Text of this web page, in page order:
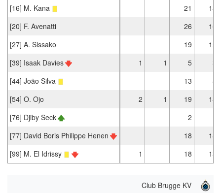
[16] M. Kana
21
14
[20] F. Avenatti
26
16
[27] A. Sissako
19
15
[39] Isaak Davies
1 1 5
3
[44] João Silva
13
8
[54] O. Ojo
2 1 19
14
[76] Djiby Seck
2
[77] David Boris Philippe Henen
18
14
[99] M. El Idrissy
1 18 13
Club Brugge KV